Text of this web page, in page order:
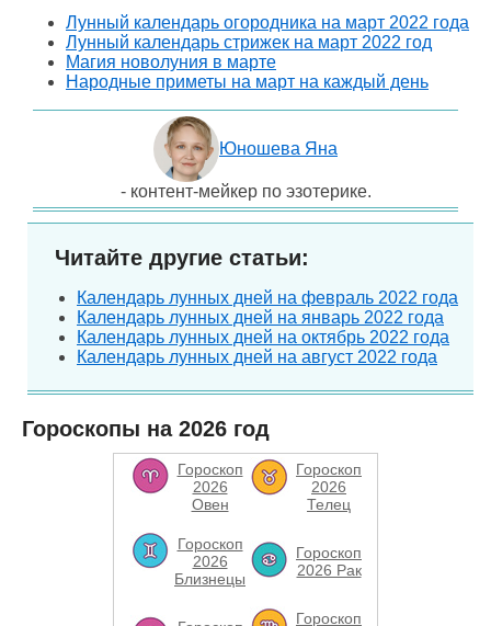
Лунный календарь огородника на март 2022 года
Лунный календарь стрижек на март 2022 год
Магия новолуния в марте
Народные приметы на март на каждый день
Юношева Яна
- контент-мейкер по эзотерике.
Читайте другие статьи:
Календарь лунных дней на февраль 2022 года
Календарь лунных дней на январь 2022 года
Календарь лунных дней на октябрь 2022 года
Календарь лунных дней на август 2022 года
Гороскопы на 2026 год
Гороскоп
2026
Овен
Гороскоп
2026
Телец
Гороскоп
2026
Близнецы
Гороскоп
2026 Рак
Гороскоп